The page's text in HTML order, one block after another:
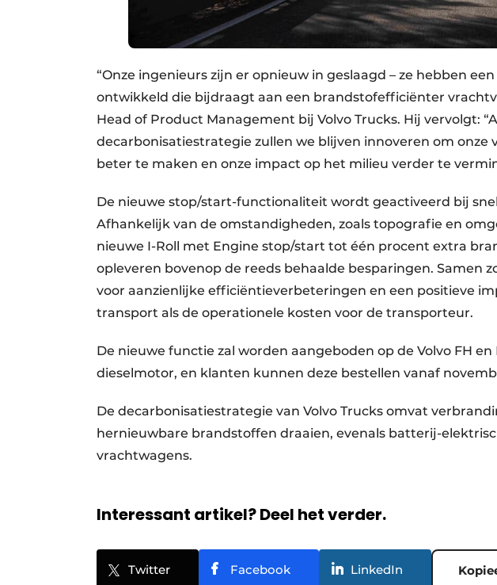
“Onze ingenieurs zijn er opnieuw in geslaagd – ze hebben
ontwikkeld die bijdraagt aan een brandstofefficiënter
Head of Product Management bij Volvo Trucks. Hij vervolgt:
decarbonisatiestrategie zullen we blijven innoveren om
beter te maken en onze impact op het milieu verder te
De nieuwe stop/start-functionaliteit wordt geactiveerd bij
Afhankelijk van de omstandigheden, zoals topografie en
nieuwe I-Roll met Engine stop/start tot één procent extra
opleveren bovenop de reeds behaalde besparingen. Samen
voor aanzienlijke efficiëntieverbeteringen en een positieve
transport als de operationele kosten voor de transporteur.
De nieuwe functie zal worden aangeboden op de Volvo FH en
dieselmotor, en klanten kunnen deze bestellen vanaf
De decarbonisatiestrategie van Volvo Trucks omvat
hernieuwbare brandstoffen draaien, evenals batterij-
vrachtwagens.
Interessant artikel? Deel het verder.
Twitter Facebook LinkedIn